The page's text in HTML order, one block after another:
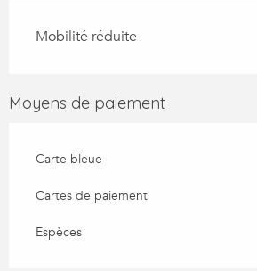
Mobilité réduite
Moyens de paiement
Carte bleue
Cartes de paiement
Espèces